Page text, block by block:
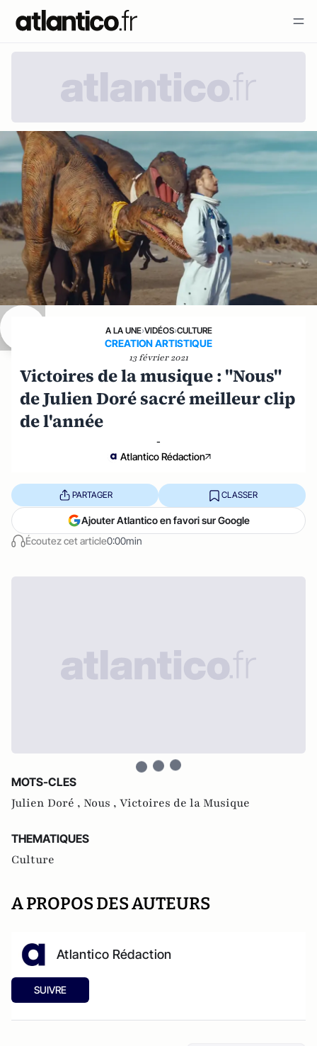
A LA UNE›VIDÉOS›CULTURE
CREATION ARTISTIQUE
13 février 2021
Victoires de la musique : "Nous"
de Julien Doré sacré meilleur clip
de l'année
-
Atlantico Rédaction
Écoutez cet article0:00min
PARTAGER CLASSER
Ajouter Atlantico en favori sur Google
MOTS-CLES
Julien Doré , Nous , Victoires de la Musique
THEMATIQUES
Culture
A PROPOS DES AUTEURS
Atlantico Rédaction
SUIVRE